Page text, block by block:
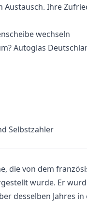
Austausch. Ihre
Autoglas
Selbstzahler
die von dem
wurde. Er
desselben Jahres